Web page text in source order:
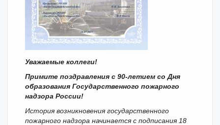
Уважаемые коллеги!
Примите поздравления с 90-летием со Дня
образования Государственного пожарного
надзора России!
История возникновения государственного
пожарного надзора начинается с подписания 18